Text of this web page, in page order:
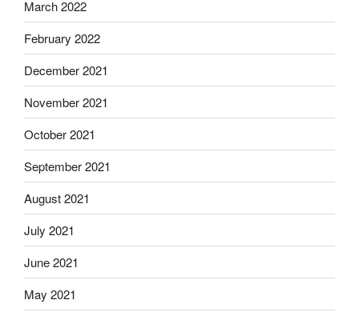
March 2022
February 2022
December 2021
November 2021
October 2021
September 2021
August 2021
July 2021
June 2021
May 2021